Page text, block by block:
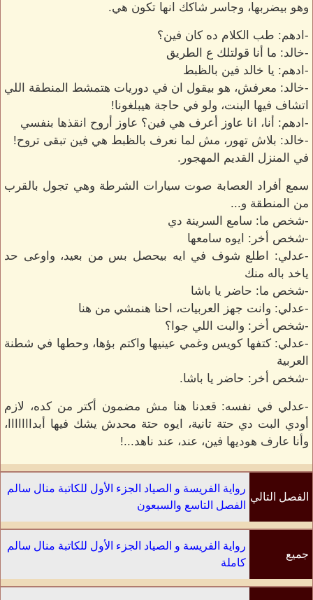
وهو بيضربها، وجاسر شاكك انها تكون هي.
-ادهم: طب الكلام ده كان فين؟
-خالد: ما أنا قولتلك ع الطريق
-ادهم: يا خالد فين بالظبط
-خالد: معرفش، هو بيقول ان في دوريات هتمشط المنطقة اللي
اتشاف فيها البنت، ولو في حاجة هيبلغونا!
-ادهم: أنا، انا عاوز أعرف هي فين؟ عاوز أروح انقذها بنفسي
-خالد: بلاش تهور، مش لما نعرف بالظبط هي فين تبقى تروح!
في المنزل القديم المهجور.
سمع أفراد العصابة صوت سيارات الشرطة وهي تجول بالقرب
من المنطقة و...
-شخص ما: سامع السرينة دي
-شخص أخر: ايوه سامعها
-عدلي: اطلع شوف في ايه بيحصل بس من بعيد، واوعى حد
ياخد باله منك
-شخص ما: حاضر يا باشا
-عدلي: وانت جهز العربيات، احنا هنمشي من هنا
-شخص أخر: والبت اللي جوا؟
-عدلي: كتفها كويس وغمي عينيها واكتم بؤها، وحطها في شطنة
العربية
-شخص أخر: حاضر يا باشا.
-عدلي في نفسه: قعدنا هنا مش مضمون أكتر من كده، لازم
أودي البت دي حتة تانية، ايوه حتة محدش يشك فيها أبدااااااا،
وأنا عارف هوديها فين، عند، عند ناهد...!
الفصل التالي
رواية الفريسة و الصياد الجزء الأول للكاتبة منال سالم
الفصل التاسع والسبعون
جميع
رواية الفريسة و الصياد الجزء الأول للكاتبة منال سالم
كاملة